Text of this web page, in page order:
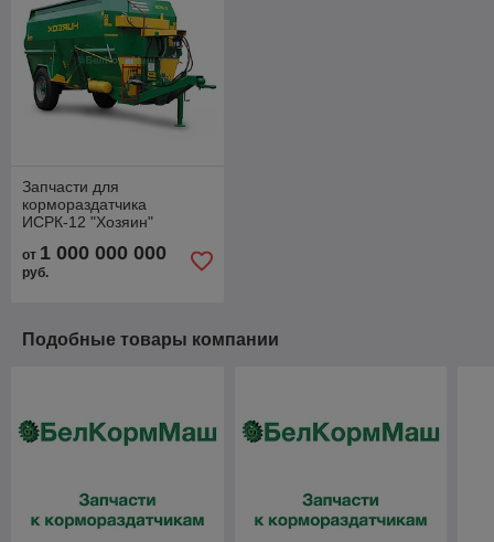
Запчасти для
кормораздатчика
ИСРК-12 "Хозяин"
от 1 000 000 000
руб.
Подобные товары компании